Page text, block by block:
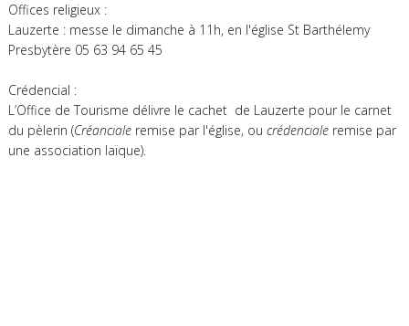
Offices religieux :
Lauzerte : messe le dimanche à 11h, en l'église St Barthélemy
Presbytère 05 63 94 65 45
Crédencial :
L’Office de Tourisme délivre le cachet de Lauzerte pour le carnet
du pèlerin (Créancialeremise par l'église, ou crédencialeremise par
une association laïque).